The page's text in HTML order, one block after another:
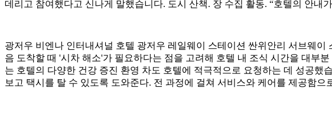
데리고 참여했다고 신나게 말했습니다. 도시 산책. 장 수집 활동. “호텔의 안
광저우 비엔나 인터내셔널 호텔 광저우 레일웨이 스테이션 싼위안리 서브웨
음 도착할 때 '시차 해소'가 필요하다는 점을 고려해 호텔 내 조식 시간을 대부
는 호텔의 다양한 건강 증진 환영 차도 호텔에 적극적으로 요청하는 데 성공
보고 택시를 탈 수 있도록 도와준다. 전 과정에 걸쳐 서비스와 케어를 제공함